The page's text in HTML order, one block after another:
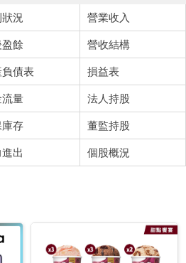
狀況 營業收入
盈餘 營收結構
負債表 損益表
流量 法人持股
庫存 董監持股
出 個股概況